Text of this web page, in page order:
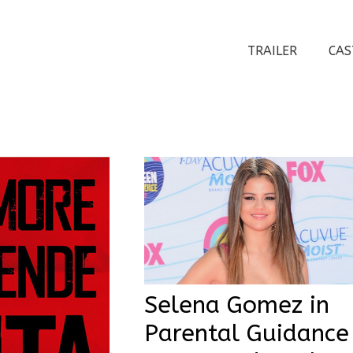
TRAILER
Selena Gomez in
Parental Guidance